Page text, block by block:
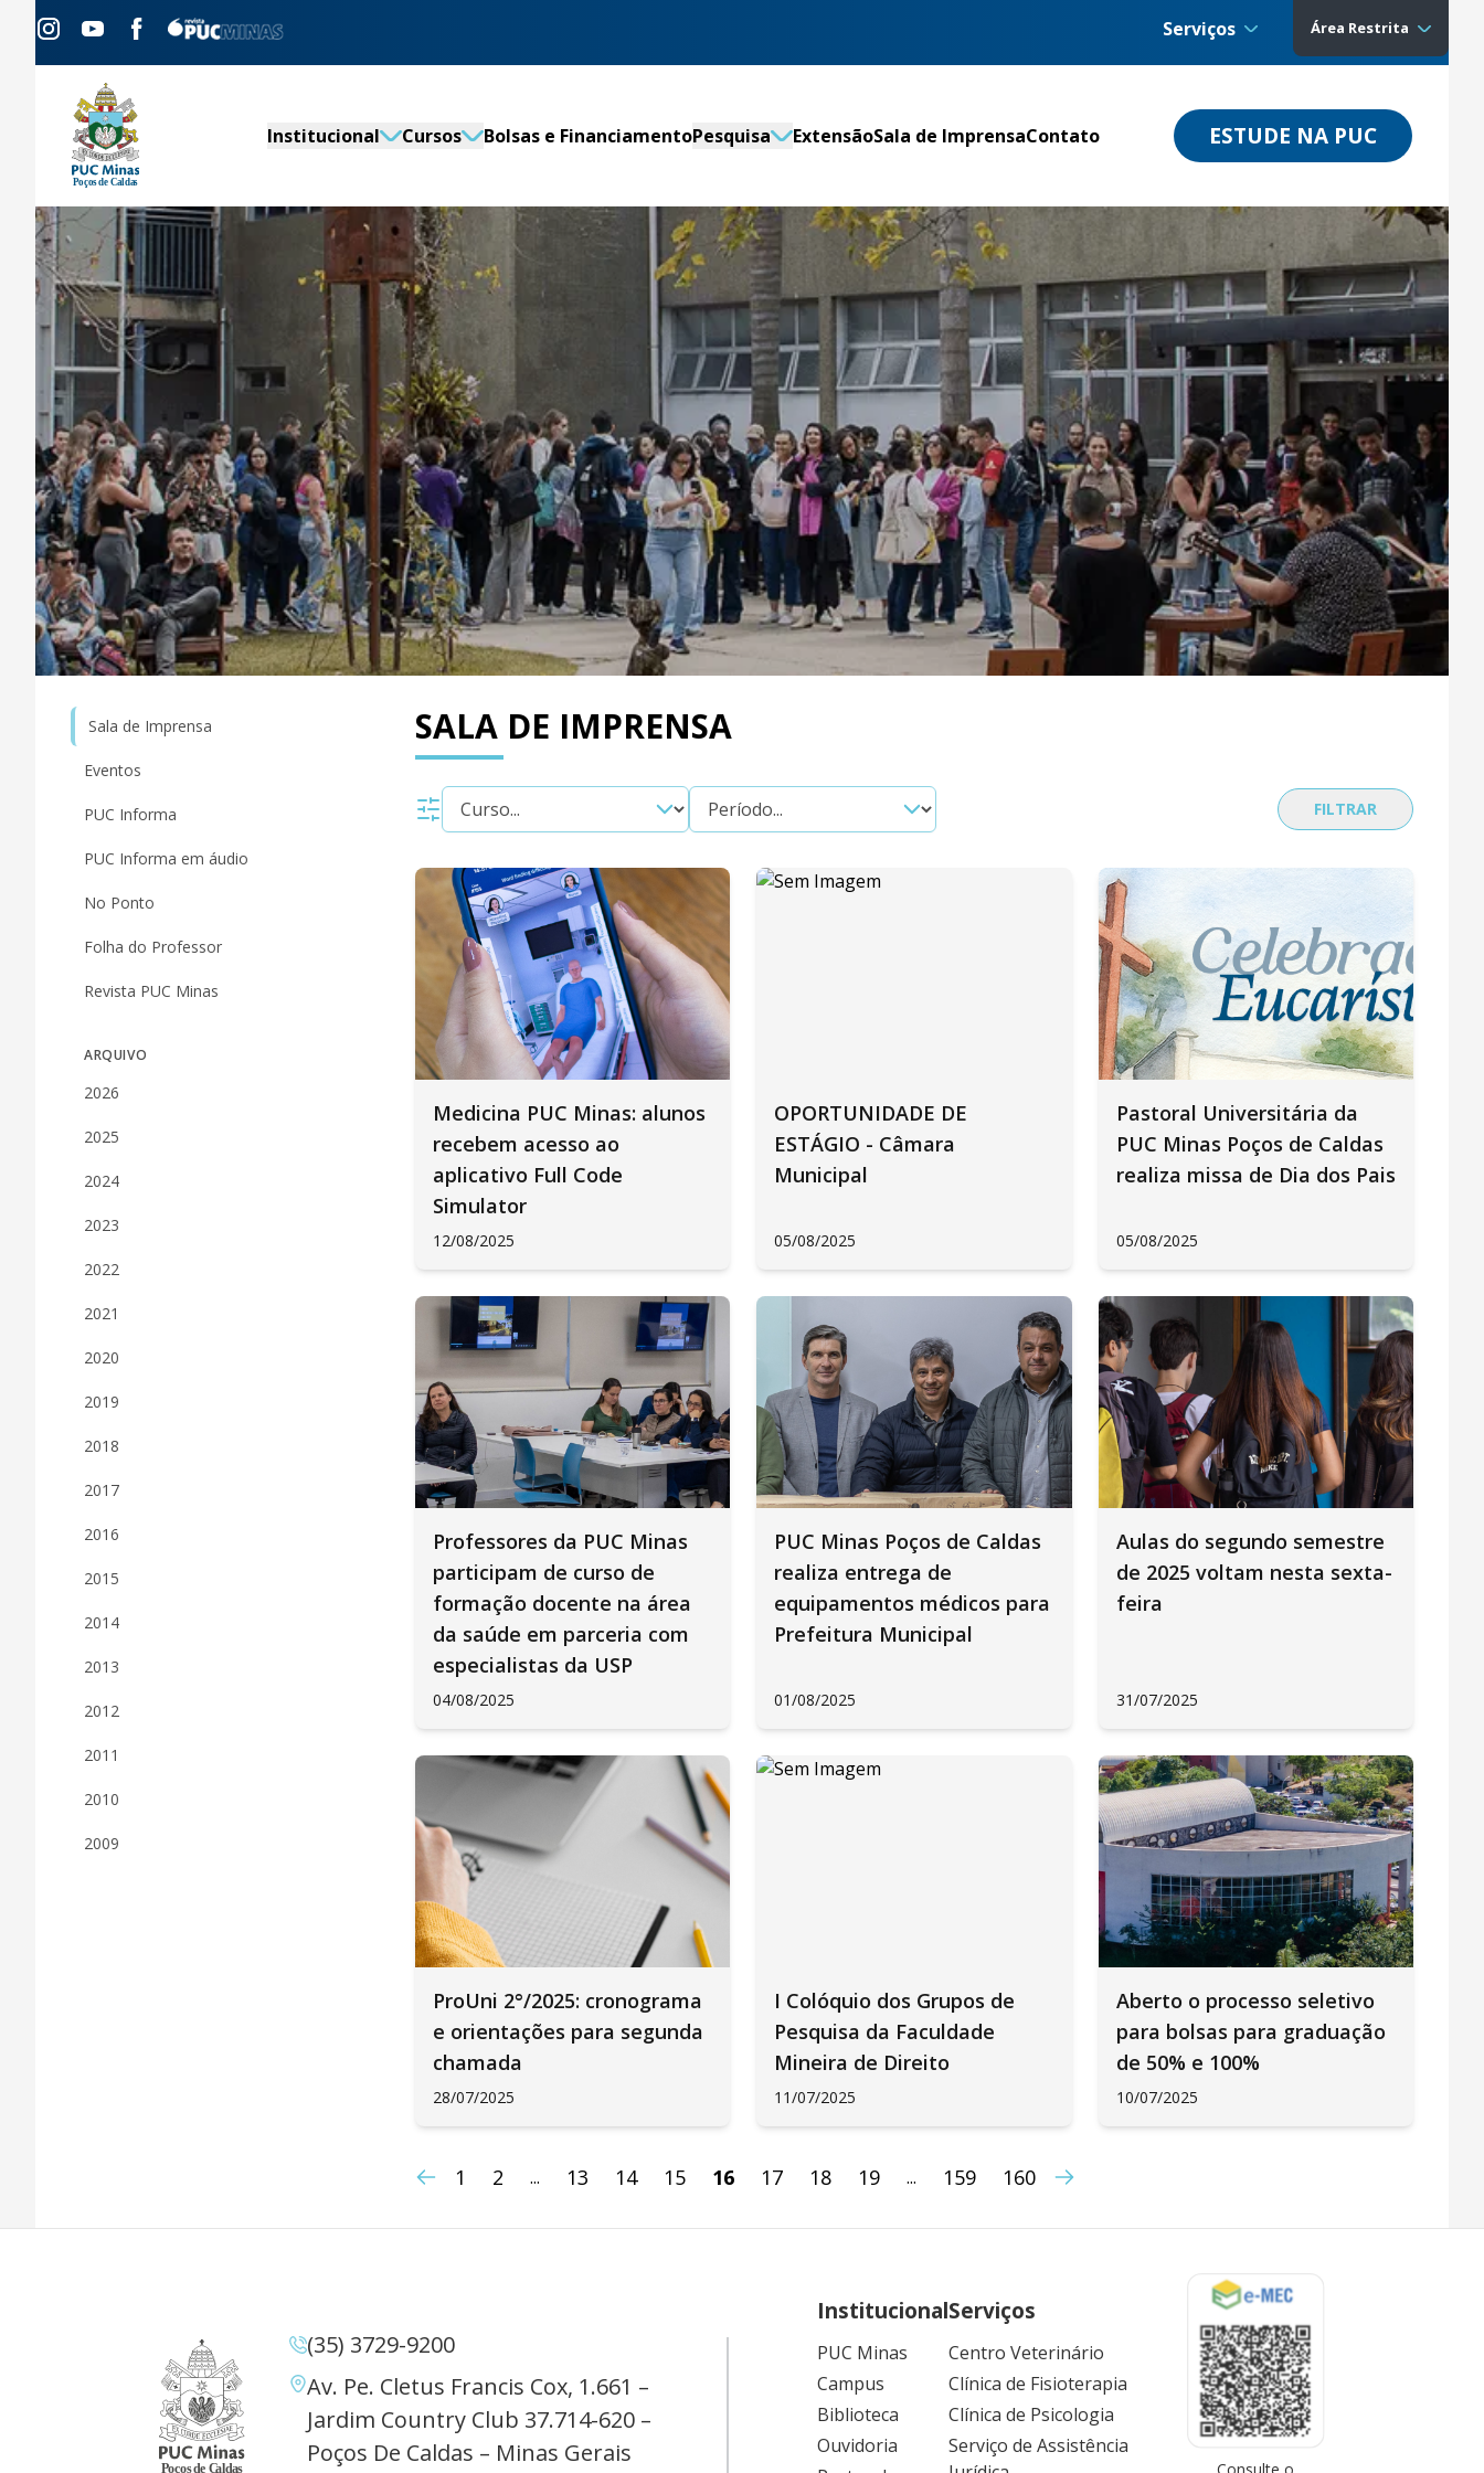
Serviços Área Restrita
Institucional Cursos Bolsas e FinanciamentoPesquisa ExtensãoSala de ImprensaContato ESTUDE NA PUC
Sala de Imprensa
Eventos
PUC Informa
PUC Informa em áudio
No Ponto
Folha do Professor
Revista PUC Minas
ARQUIVO
2026
2025
2024
2023
2022
2021
2020
2019
2018
2017
2016
2015
2014
2013
2012
2011
2010
2009
SALA DE IMPRENSA
FILTRAR
Medicina PUC Minas: alunos
recebem acesso ao
aplicativo Full Code
Simulator
12/08/2025
OPORTUNIDADE DE
ESTÁGIO - Câmara
Municipal
05/08/2025
Pastoral Universitária da
PUC Minas Poços de Caldas
realiza missa de Dia dos Pais
05/08/2025
Professores da PUC Minas
participam de curso de
formação docente na área
da saúde em parceria com
especialistas da USP
04/08/2025
PUC Minas Poços de Caldas
realiza entrega de
equipamentos médicos para
Prefeitura Municipal
01/08/2025
Aulas do segundo semestre
de 2025 voltam nesta sexta-
feira
31/07/2025
ProUni 2°/2025: cronograma
e orientações para segunda
chamada
28/07/2025
I Colóquio dos Grupos de
Pesquisa da Faculdade
Mineira de Direito
11/07/2025
Aberto o processo seletivo
para bolsas para graduação
de 50% e 100%
10/07/2025
1 2 ... 13 14 15 16 17 18 19 ... 159 160
(35) 3729-9200
Av. Pe. Cletus Francis Cox, 1.661 –
Jardim Country Club 37.714-620 –
Poços De Caldas – Minas Gerais
Institucional
PUC Minas
Campus
Biblioteca
Ouvidoria
Serviços
Centro Veterinário
Clínica de Fisioterapia
Clínica de Psicologia
Serviço de Assistência